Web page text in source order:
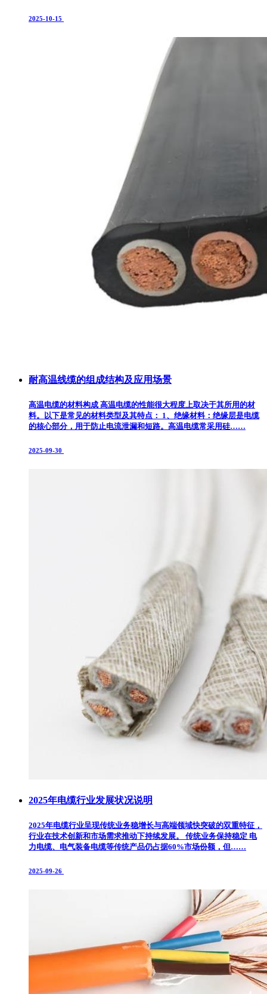
2025-10-15
耐高温线缆的组成结构及应用场景
高温电缆的材料构成 高温电缆的性能很大程度上取决于其所用的材
料。以下是常见的材料类型及其特点： 1、绝缘材料：绝缘层是电缆
的核心部分，用于防止电流泄漏和短路。高温电缆常采用硅……
2025-09-30
2025年电缆行业发展状况说明
2025年电缆行业呈现传统业务稳增长与高端领域快突破的双重特征，
行业在技术创新和市场需求推动下持续发展。 传统业务保持稳定 电
力电缆、电气装备电缆等传统产品仍占据60%市场份额，但……
2025-09-26